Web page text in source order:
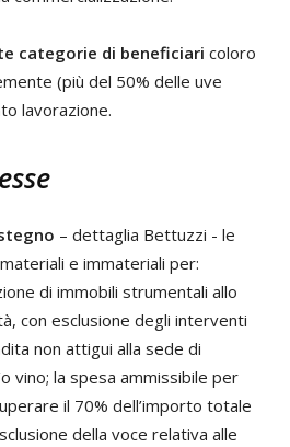
categorie di beneficiari coloro
(più del 50% delle uve
lavorazione.
– dettaglia Bettuzzi - le
e immateriali per:
di immobili strumentali allo
con esclusione degli interventi
non attigui alla sede di
vino; la spesa ammissibile per
il 70% dell’importo totale
della voce relativa alle